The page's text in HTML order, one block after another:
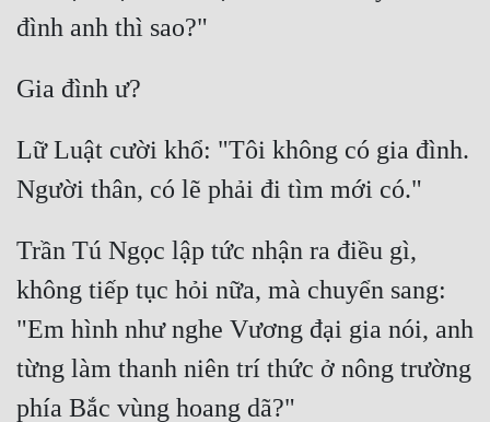
Lữ Luật cười khổ: "Tôi không có gia đình.
Trần Tú Ngọc lập tức nhận ra điều gì,
không tiếp tục hỏi nữa, mà chuyển sang:
"Em hình như nghe Vương đại gia nói, anh
từng làm thanh niên trí thức ở nông trường